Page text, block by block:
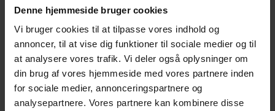
Denne hjemmeside bruger cookies
Vi bruger cookies til at tilpasse vores indhold og
annoncer, til at vise dig funktioner til sociale medier og til
at analysere vores trafik. Vi deler også oplysninger om
din brug af vores hjemmeside med vores partnere inden
for sociale medier, annonceringspartnere og
analysepartnere. Vores partnere kan kombinere disse